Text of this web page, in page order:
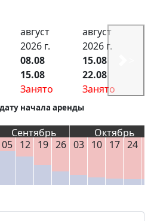
август
2026 г.
08.08
15.08
Занято
август
2026 г.
15.08
22.08
Занято
начала аренды
Сентябрь
Октябрь
05 12 19 26 03 10 17 24